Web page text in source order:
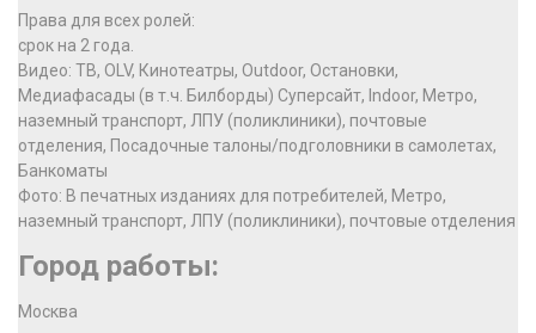
Права для всех ролей:
срок на 2 года.
Видео: ТВ, OLV, Кинотеатры, Outdoor, Остановки,
Медиафасады (в т.ч. Билборды) Суперсайт, Indoor, Метро,
наземный транспорт, ЛПУ (поликлиники), почтовые
отделения, Посадочные талоны/подголовники в самолетах,
Банкоматы
Фото: В печатных изданиях для потребителей, Метро,
наземный транспорт, ЛПУ (поликлиники), почтовые отделения
Город работы:
Москва